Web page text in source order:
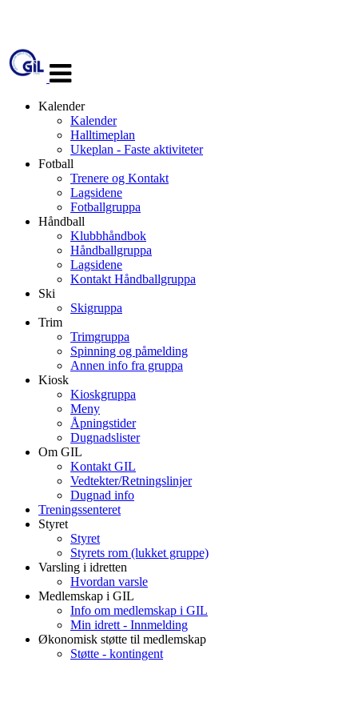
navigasjon
Kalender
Kalender
Halltimeplan
Ukeplan - Faste aktiviteter
Fotball
Trenere og Kontakt
Lagsidene
Fotballgruppa
Håndball
Klubbhåndbok
Håndballgruppa
Lagsidene
Kontakt Håndballgruppa
Ski
Skigruppa
Trim
Trimgruppa
Spinning og påmelding
Annen info fra gruppa
Kiosk
Kioskgruppa
Meny
Åpningstider
Dugnadslister
Om GIL
Kontakt GIL
Vedtekter/Retningslinjer
Dugnad info
Treningssenteret
Styret
Styret
Styrets rom (lukket gruppe)
Varsling i idretten
Hvordan varsle
Medlemskap i GIL
Info om medlemskap i GIL
Min idrett - Innmelding
Økonomisk støtte til medlemskap
Støtte - kontingent